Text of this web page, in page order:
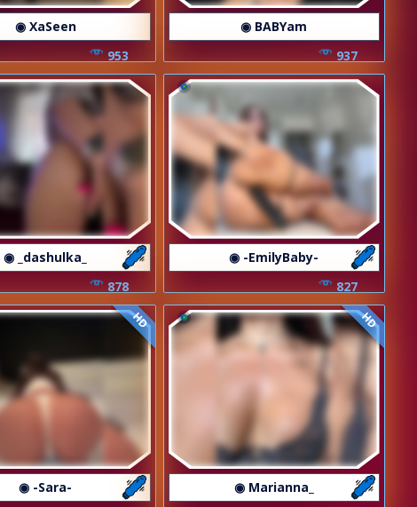
◉ XaSeen
953
◉ BABYam
937
◉ _dashulka_
878
◉ -EmilyBaby-
827
HD
◉ -Sara-
HD
◉ Marianna_